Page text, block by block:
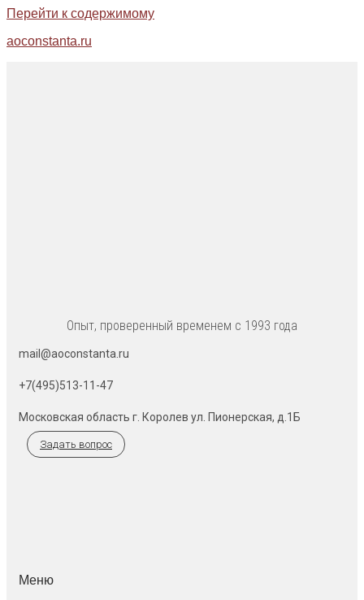
Перейти к содержимому
aoconstanta.ru
Опыт, проверенный временем с 1993 года
mail@aoconstanta.ru
+7(495)513-11-47
Московская область г. Королев ул. Пионерская, д.1Б
Задать вопрос
Меню